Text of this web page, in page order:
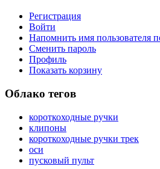
Регистрация
Войти
Напомнить имя пользователя
Сменить пароль
Профиль
Показать корзину
Облако тегов
короткоходные ручки
клипоны
короткоходные ручки трек
оси
пусковый пульт